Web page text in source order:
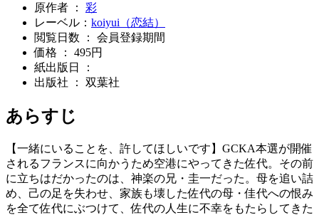
原作者 ： 彩
レーベル： koiyui（恋結）
閲覧日数 ： 会員登録期間
価格 ： 495円
紙出版日 ：
出版社 ： 双葉社
あらすじ
【一緒にいることを、許してほしいです】GCKA本選が開催
されるフランスに向かうため空港にやってきた佐代。その前
に立ちはだかったのは、神楽の兄・圭一だった。母を追い詰
め、己の足を失わせ、家族も壊した佐代の母・佳代への恨み
を全て佐代にぶつけて、佐代の人生に不幸をもたらしてきた